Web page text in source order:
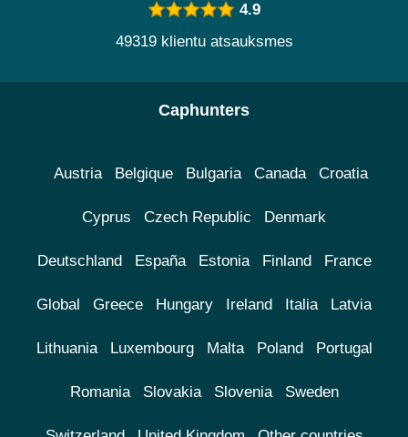
4.9
49319 klientu atsauksmes
Caphunters
Austria Belgique Bulgaria Canada Croatia
Cyprus Czech Republic Denmark
Deutschland España Estonia Finland France
Global Greece Hungary Ireland Italia Latvia
Lithuania Luxembourg Malta Poland Portugal
Romania Slovakia Slovenia Sweden